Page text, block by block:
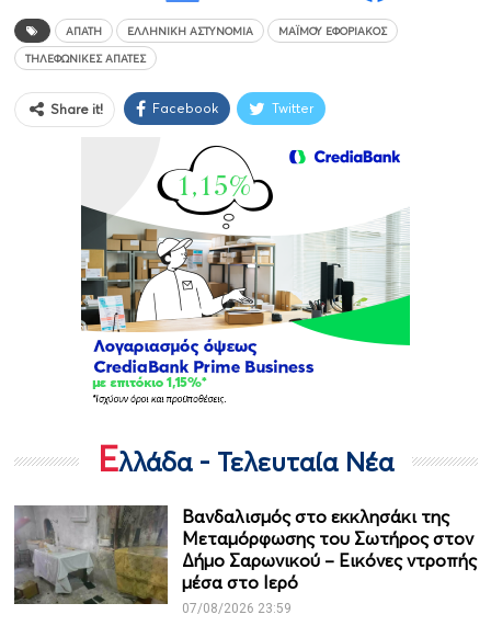
ΑΠΆΤΗ ΕΛΛΗΝΙΚΉ ΑΣΤΥΝΟΜΊΑ ΜΑΪΜΟΎ ΕΦΟΡΙΑΚΌΣ
ΤΗΛΕΦΩΝΙΚΈΣ ΑΠΆΤΕΣ
Share it! Facebook Twitter
Ελλάδα - Τελευταία Νέα
Βανδαλισμός στο εκκλησάκι της
Μεταμόρφωσης του Σωτήρος στον
Δήμο Σαρωνικού – Εικόνες ντροπής
μέσα στο Ιερό
07/08/2026 23:59